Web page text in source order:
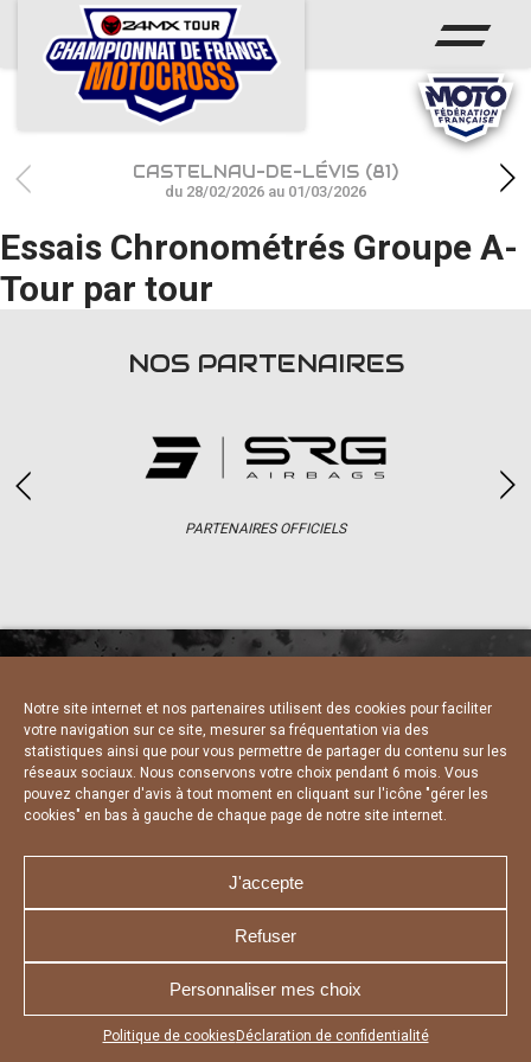
Notre site internet et nos partenaires utilisent des cookies pour faciliter
votre navigation sur ce site, mesurer sa fréquentation via des
statistiques ainsi que pour vous permettre de partager du contenu sur les
réseaux sociaux. Nous conservons votre choix pendant 6 mois. Vous
pouvez changer d'avis à tout moment en cliquant sur l'icône "gérer les
cookies" en bas à gauche de chaque page de notre site internet.
J'accepte
Refuser
Personnaliser mes choix
Politique de cookies Déclaration de confidentialité
Appuyez sur le bouton partager en bas de votre
ACCUEIL
ACTUS
CALENDRIER
RÉSULTATS
PHOTOS / WEB TV
CHAMPIONNAT
PARTENAIRES
accéder à la billetterie
CASTELNAU-DE-LÉVIS (81)
du 28/02/2026 au 01/03/2026
Essais Chronométrés Groupe A-
Tour par tour
NOS PARTENAIRES
PARTENAIRES OFFICIELS
NOUS CONTACTER
MENTIONS LÉGALES
CHARTE DE CONFIDENTIALITÉ
DÉCLARATION DE CONFIDENTIALITÉ
POLITIQUE D’UTILISATION DES COOKIES
RÉALISÉ PAR L’AGENCE WEB A3 WEB